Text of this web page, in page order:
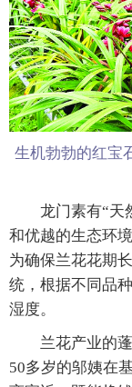
生机勃勃的红宝
龙门素有“天然
和优越的生态环
为确保兰花花期
统，根据不同品
湿度。
兰花产业的蓬
50多岁的邬姨在